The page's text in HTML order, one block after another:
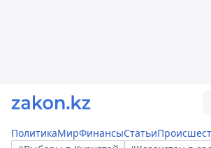
ПолитикаМирФинансыСтатьи